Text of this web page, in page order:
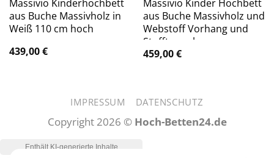
aus Buche Massivholz in
Weiß 110 cm hoch
439,00€
aus Buche Massivholz und
Webstoff Vorhang und
Stofftunnel
459,00€
IMPRESSUM DATENSCHUTZ
Copyright 2026 © Hoch-Betten24.de